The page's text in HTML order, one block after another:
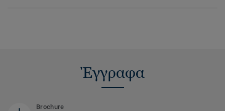
Έγγραφα
Brochure